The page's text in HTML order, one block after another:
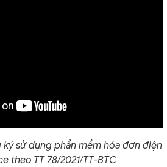
sử dụng phần mềm hóa đơn điện
theo TT 78/2021/TT-BTC